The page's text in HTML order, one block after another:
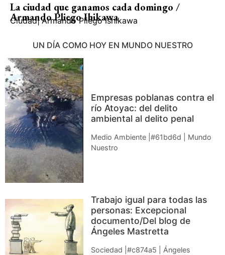
La ciudad que ganamos cada domingo /
Armando Pliego Ihikawa
Ciudad| Armando Pliego Ishikawa
UN DÍA COMO HOY EN MUNDO NUESTRO
Empresas poblanas contra el
río Atoyac: del delito
ambiental al delito penal
Medio Ambiente |#61bd6d | Mundo
Nuestro
Trabajo igual para todas las
personas: Excepcional
documento/Del blog de
Ángeles Mastretta
Sociedad |#c874a5 | Ángeles